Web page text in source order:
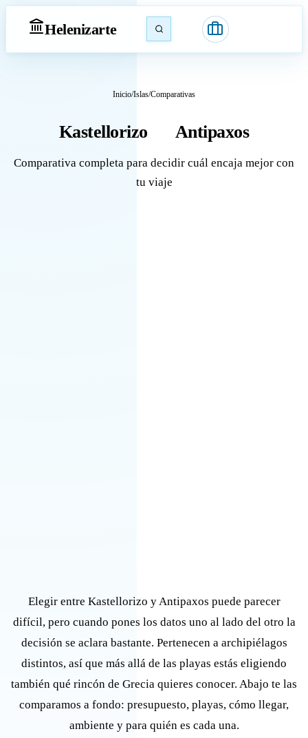
Helenizarte
Inicio/Islas/Comparativas
Kastellorizo Antipaxos
Comparativa completa para decidir cuál encaja mejor con
tu viaje
Elegir entre Kastellorizo y Antipaxos puede parecer
difícil, pero cuando pones los datos uno al lado del otro la
decisión se aclara bastante. Pertenecen a archipiélagos
distintos, así que más allá de las playas estás eligiendo
también qué rincón de Grecia quieres conocer. Abajo te las
comparamos a fondo: presupuesto, playas, cómo llegar,
ambiente y para quién es cada una.